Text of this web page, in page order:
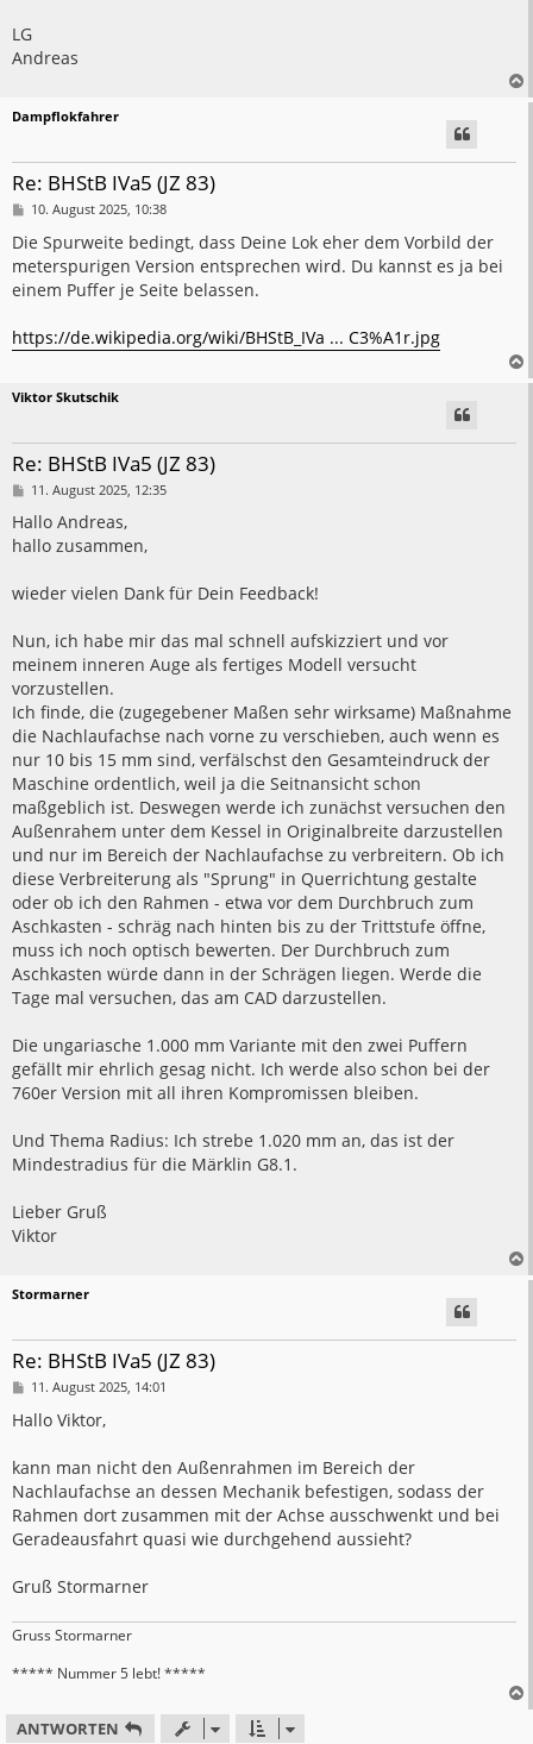
LG
Andreas
Dampflokfahrer
Re: BHStB IVa5 (JZ 83)
B
i
t
r
a
g
10. August 2025, 10:38
Die Spurweite bedingt, dass Deine Lok eher dem Vorbild der
meterspurigen Version entsprechen wird. Du kannst es ja bei
einem Puffer je Seite belassen.
https://de.wikipedia.org/wiki/BHStB_IVa ... C3%A1r.jpg
Viktor Skutschik
Re: BHStB IVa5 (JZ 83)
B
i
r
11. August 2025, 12:35
Hallo Andreas,
hallo zusammen,
wieder vielen Dank für Dein Feedback!
Nun, ich habe mir das mal schnell aufskizziert und vor
meinem inneren Auge als fertiges Modell versucht
vorzustellen.
Ich finde, die (zugegebener Maßen sehr wirksame) Maßnahme
die Nachlaufachse nach vorne zu verschieben, auch wenn es
nur 10 bis 15 mm sind, verfälschst den Gesamteindruck der
Maschine ordentlich, weil ja die Seitnansicht schon
maßgeblich ist. Deswegen werde ich zunächst versuchen den
Außenrahem unter dem Kessel in Originalbreite darzustellen
und nur im Bereich der Nachlaufachse zu verbreitern. Ob ich
diese Verbreiterung als "Sprung" in Querrichtung gestalte
oder ob ich den Rahmen - etwa vor dem Durchbruch zum
Aschkasten - schräg nach hinten bis zu der Trittstufe öffne,
muss ich noch optisch bewerten. Der Durchbruch zum
Aschkasten würde dann in der Schrägen liegen. Werde die
Tage mal versuchen, das am CAD darzustellen.
Die ungariasche 1.000 mm Variante mit den zwei Puffern
gefällt mir ehrlich gesag nicht. Ich werde also schon bei der
760er Version mit all ihren Kompromissen bleiben.
Und Thema Radius: Ich strebe 1.020 mm an, das ist der
Mindestradius für die Märklin G8.1.
Lieber Gruß
Viktor
Stormarner
Re: BHStB IVa5 (JZ 83)
B
i
t
a
g
11. August 2025, 14:01
Hallo Viktor,
kann man nicht den Außenrahmen im Bereich der
Nachlaufachse an dessen Mechanik befestigen, sodass der
Rahmen dort zusammen mit der Achse ausschwenkt und bei
Geradeausfahrt quasi wie durchgehend aussieht?
Gruß Stormarner
Gruss Stormarner
***** Nummer 5 lebt! *****
ANTWORTEN